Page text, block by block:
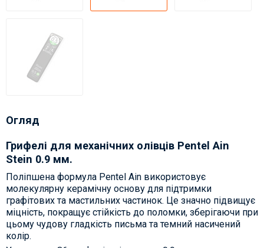
Огляд
Грифелі для механічних олівців Pentel Ain
Stein 0.9 мм.
Поліпшена формула Pentel Ain використовує
молекулярну керамічну основу для підтримки
графітових та мастильних частинок. Це значно підвищує
міцність, покращує стійкість до поломки, зберігаючи при
цьому чудову гладкість письма та темний насичений
колір.